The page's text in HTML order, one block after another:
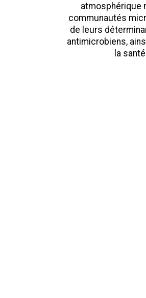
atmosphérique
communautés
de leurs
antimicrobiens,
la